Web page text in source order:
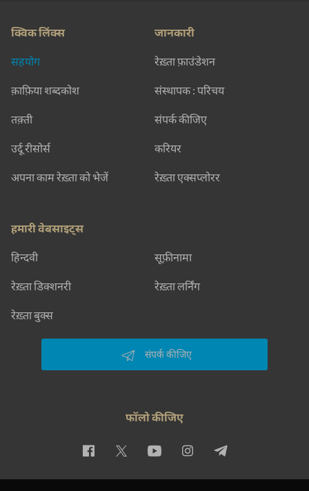
क्विक लिंक्स
सहयोग
क़ाफ़िया शब्दकोश
तक़्ती
उर्दू रीसोर्स
अपना काम रेख़्ता को भेजें
जानकारी
रेख़्ता फ़ाउंडेशन
संस्थापक : परिचय
संपर्क कीजिए
करियर
रेख़्ता एक्सप्लोरर
हमारी वेबसाइट्स
हिन्दवी सूफ़ीनामा
रेख़्ता डिक्शनरी रेख़्ता लर्निंग
रेख़्ता बुक्स
संपर्क कीजिए
फॉलो कीजिए